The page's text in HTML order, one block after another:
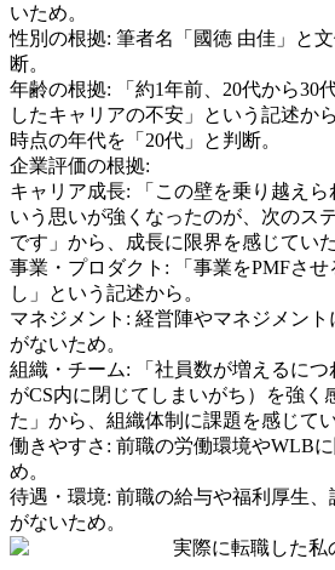
いため。
性別の根拠: 筆者名「國徳 由佳」と
断。
年齢の根拠:
「約1年前、20代から30
したキャリアの不安」という記述か
時点の年代を「20代」と判断。
企業評価の根拠:
キャリア成長:
「この壁を乗り越え
いう思いが強くなったのが、次のス
です」から、成長に限界を感じてい
事業・プロダクト :
「事業をPMFさ
し」という記述から。
マネジメント : 経営陣やマネジメント
がないため。
組織・チーム:
「社員数が増えるに
がCS内に閉じてしまいがち）を強く
た」から、組織体制に課題を感じて
働きやすさ : 前職の労働環境やWLB
め。
待遇・環境: 前職の給与や福利厚生、
がないため。
実際に転職した私